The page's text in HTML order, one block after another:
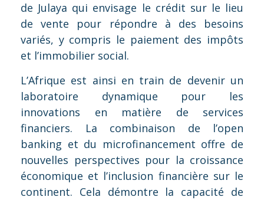
de Julaya qui envisage le crédit sur le lieu
de vente pour répondre à des besoins
variés, y compris le paiement des impôts
et l’immobilier social.
L’Afrique est ainsi en train de devenir un
laboratoire dynamique pour les
innovations en matière de services
financiers. La combinaison de l’open
banking et du microfinancement offre de
nouvelles perspectives pour la croissance
économique et l’inclusion financière sur le
continent. Cela démontre la capacité de